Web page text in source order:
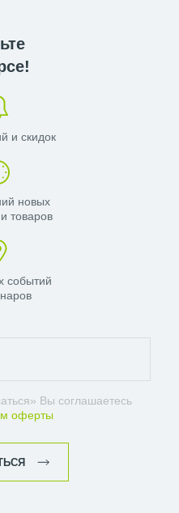
и скидок
новых
товаров
событий
Вы соглашаетесь
оферты